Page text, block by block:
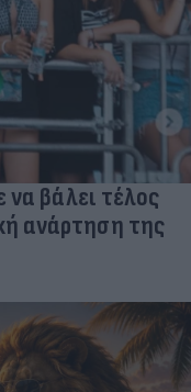
βάλει τέλος
ανάρτηση της